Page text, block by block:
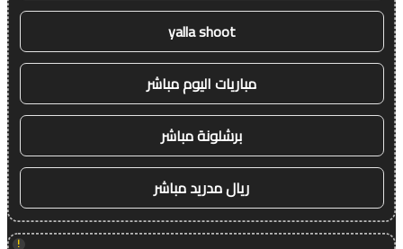
yalla shoot
مباريات اليوم مباشر
برشلونة مباشر
ريال مدريد مباشر
!